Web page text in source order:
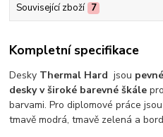
Související zboží 7
Kompletní specifikace
Desky Thermal Hard jsou
desky v široké barevné škále
barvami. Pro diplomové práce
tmavě modrá, tmavě zelená a